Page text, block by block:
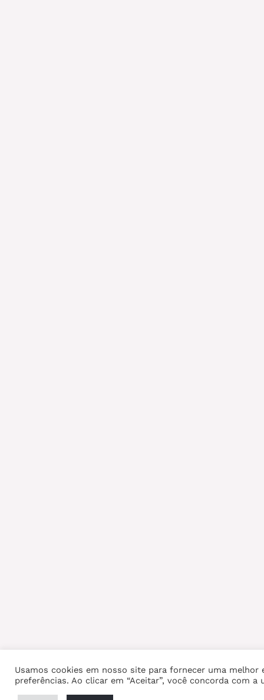
Usamos cookies em nosso site para fornecer uma melhor
preferências. Ao clicar em “Aceitar”, você concorda com a